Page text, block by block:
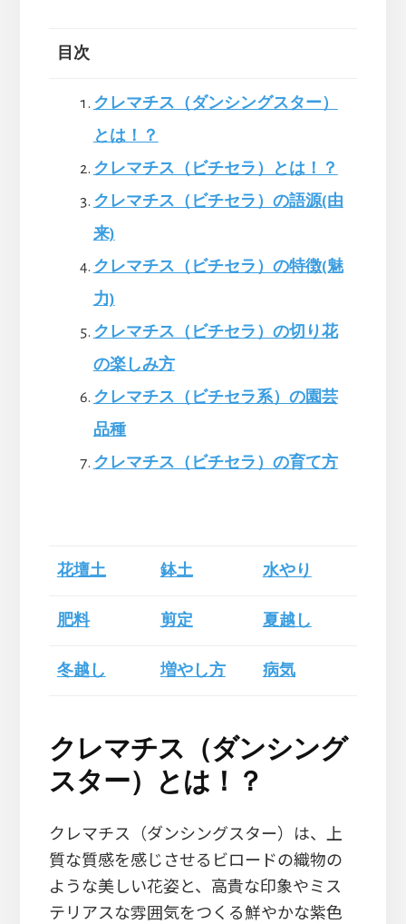
目次
クレマチス（ダンシングスター）
とは！？
クレマチス（ビチセラ）とは！？
クレマチス（ビチセラ）の語源(由
来)
クレマチス（ビチセラ）の特徴(魅
力)
クレマチス（ビチセラ）の切り花
の楽しみ方
クレマチス（ビチセラ系）の園芸
品種
クレマチス（ビチセラ）の育て方
花壇土 鉢土 水やり
肥料 剪定 夏越し
冬越し 増やし方 病気
クレマチス（ダンシング
スター）とは！？
クレマチス（ダンシングスター）は、上
質な質感を感じさせるビロードの織物の
ような美しい花姿と、高貴な印象やミス
テリアスな雰囲気をつくる鮮やかな紫色